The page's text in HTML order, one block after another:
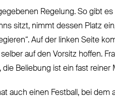
Regelung. So gibt
sitzt, nimmt dessen Platz
Auf der linken Seite
auf den Vorsitz hoffen.
Beliebung ist ein fast reiner
auch einen Festball, bei dem